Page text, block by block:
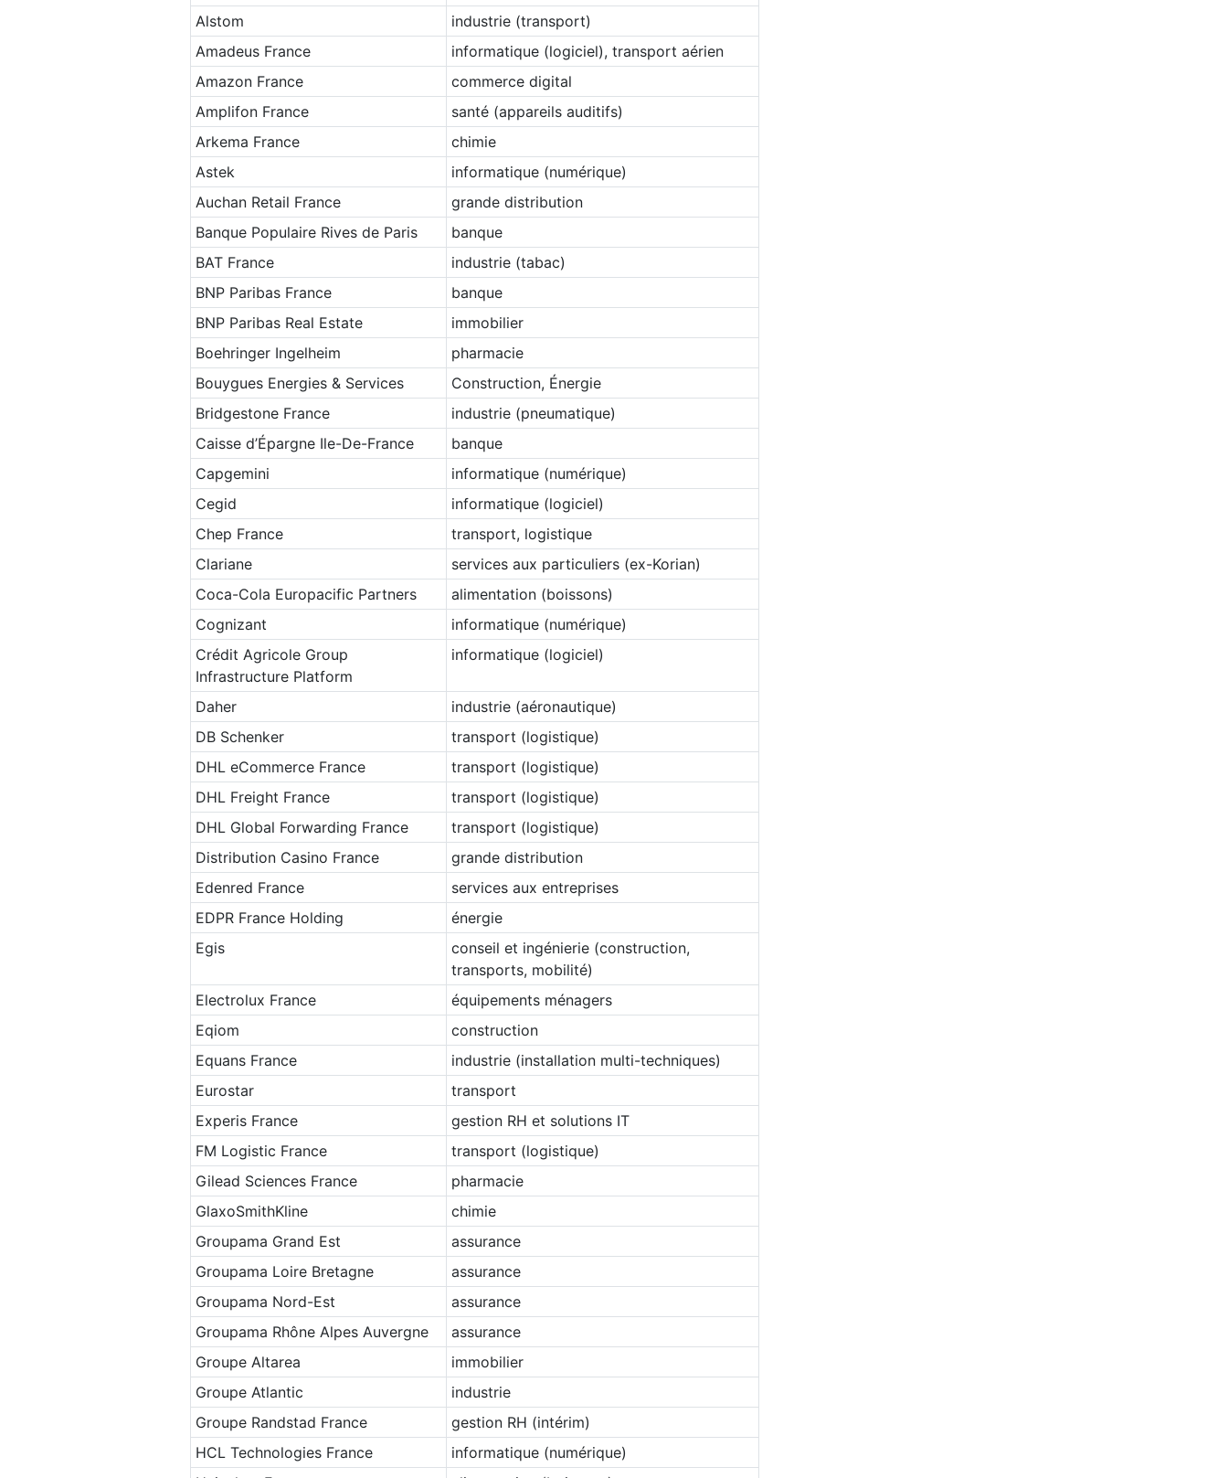
Alstom
industrie (transport)
Amadeus France
informatique (logiciel), transport aérien
Amazon France
commerce digital
Amplifon France
santé (appareils auditifs)
Arkema France
chimie
Astek
informatique (numérique)
Auchan Retail France
grande distribution
Banque Populaire Rives de Paris
banque
BAT France
industrie (tabac)
BNP Paribas France
banque
BNP Paribas Real Estate
immobilier
Boehringer Ingelheim
pharmacie
Bouygues Energies & Services
Construction, Énergie
Bridgestone France
industrie (pneumatique)
Caisse d’Épargne Ile-De-France
banque
Capgemini
informatique (numérique)
Cegid
informatique (logiciel)
Chep France
transport, logistique
Clariane
services aux particuliers (ex-Korian)
Coca-Cola Europacific Partners
alimentation (boissons)
Cognizant
informatique (numérique)
Crédit Agricole Group
Infrastructure Platform
informatique (logiciel)
Daher
industrie (aéronautique)
DB Schenker
transport (logistique)
DHL eCommerce France
transport (logistique)
DHL Freight France
transport (logistique)
DHL Global Forwarding France
transport (logistique)
Distribution Casino France
grande distribution
Edenred France
services aux entreprises
EDPR France Holding
énergie
Egis
conseil et ingénierie (construction,
transports, mobilité)
Electrolux France
équipements ménagers
Eqiom
construction
Equans France
industrie (installation multi-techniques)
Eurostar
transport
Experis France
gestion RH et solutions IT
FM Logistic France
transport (logistique)
Gilead Sciences France
pharmacie
GlaxoSmithKline
chimie
Groupama Grand Est
assurance
Groupama Loire Bretagne
assurance
Groupama Nord-Est
assurance
Groupama Rhône Alpes Auvergne
assurance
Groupe Altarea
immobilier
Groupe Atlantic
industrie
Groupe Randstad France
gestion RH (intérim)
HCL Technologies France
informatique (numérique)
Recevoir RH Matin Abonnez-vous à notre newsletter
Non merci, je reçois déjà !